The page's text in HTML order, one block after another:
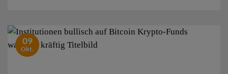
09
Okt.